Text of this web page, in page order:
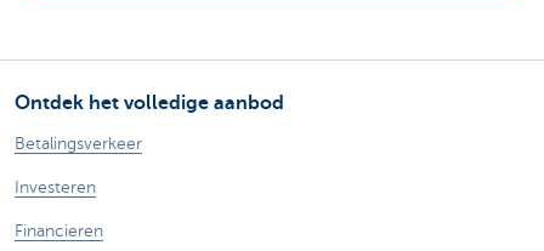
Ontdek het volledige aanbod
Betalingsverkeer
Investeren
Financieren